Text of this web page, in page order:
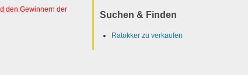
den Gewinnern der
Suchen & Finden
Ratokker zu verkaufen